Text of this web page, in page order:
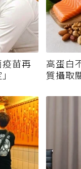
苗再
高蛋白
質攝取
該多補